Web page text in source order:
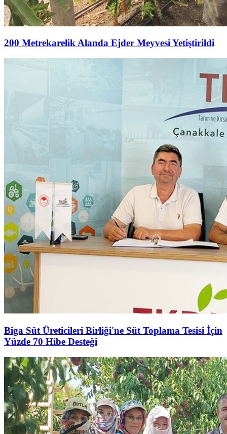
200 Metrekarelik Alanda Ejder Meyvesi Yetiştirildi
Biga Süt Üreticileri Birliği'ne Süt Toplama Tesisi İçin
Yüzde 70 Hibe Desteği